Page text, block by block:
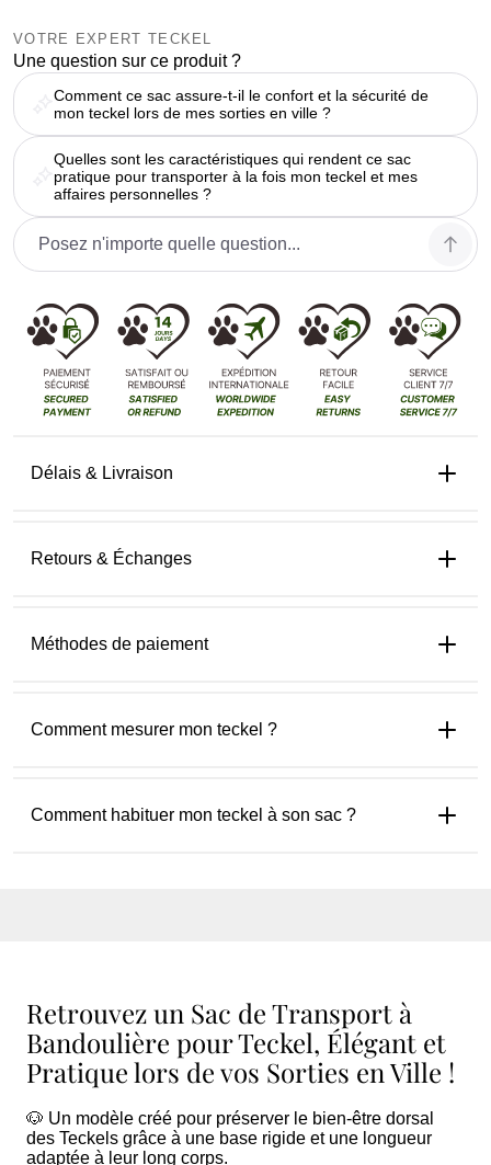
VOTRE EXPERT TECKEL
Une question sur ce produit ?
Comment ce sac assure-t-il le confort et la sécurité de
mon teckel lors de mes sorties en ville ?
Quelles sont les caractéristiques qui rendent ce sac
pratique pour transporter à la fois mon teckel et mes
affaires personnelles ?
Délais & Livraison
Retours & Échanges
Méthodes de paiement
Comment mesurer mon teckel ?
Comment habituer mon teckel à son sac ?
Retrouvez un Sac de Transport à
Bandoulière pour Teckel, Élégant et
Pratique lors de vos Sorties en Ville !
🐶 Un modèle créé pour préserver le bien-être dorsal
des Teckels grâce à une base rigide et une longueur
adaptée à leur long corps.